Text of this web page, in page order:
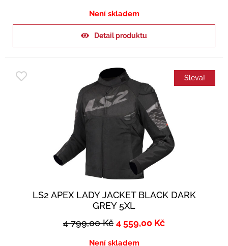
Není skladem
Detail produktu
Sleva!
LS2 APEX LADY JACKET BLACK DARK
GREY 5XL
4 799,00Kč 4 559,00 Kč
Není skladem